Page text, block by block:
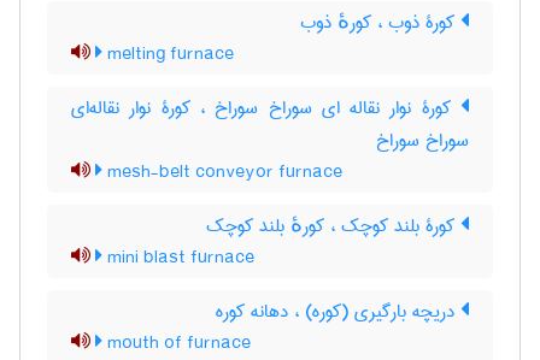
کورۀ ذوب ، کورهٔ ذوب
melting furnace
کورۀ نوار نقاله ای سوراخ سوراخ ، کورۀ نوار نقاله‌ای
سوراخ سوراخ
mesh-belt conveyor furnace
کورۀ بلند کوچک ، کورهٔ بلند کوچک
mini blast furnace
دریچه بارگیری (کوره) ، دهانه کوره
mouth of furnace